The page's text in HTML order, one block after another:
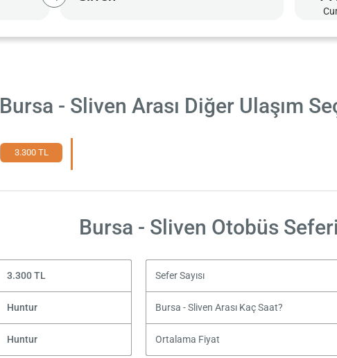
Bursa - Sliven Arası Diğer Ulaşım
3.300 TL
Bursa - Sliven Otobüs Seferi
3.300 TL Sefer Sayısı
Huntur Bursa - Sliven Arası Kaç Saat?
Huntur Ortalama Fiyat